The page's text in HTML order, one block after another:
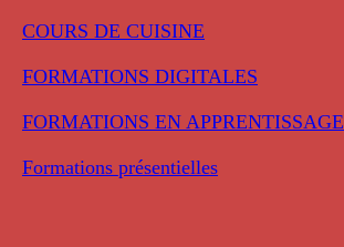
COURS DE CUISINE
FORMATIONS DIGITALES
FORMATIONS EN APPRENTISSAGE
Formations présentielles